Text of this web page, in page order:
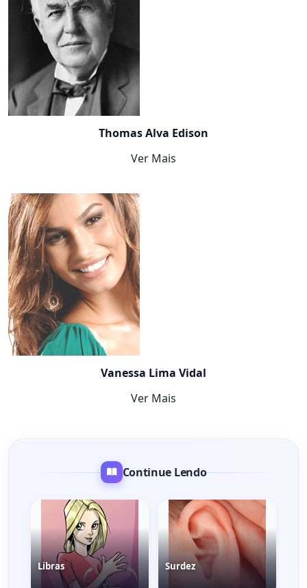
Thomas Alva Edison
Ver Mais
Vanessa Lima Vidal
Ver Mais
Continue Lendo
Libras Surdez